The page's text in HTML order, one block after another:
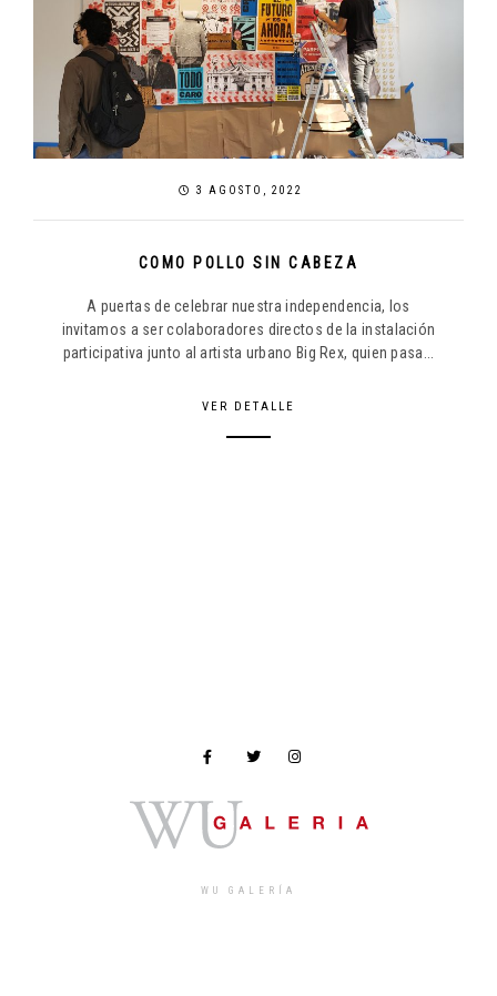
3 AGOSTO, 2022
COMO POLLO SIN CABEZA
A puertas de celebrar nuestra independencia, los
invitamos a ser colaboradores directos de la instalación
participativa junto al artista urbano Big Rex, quien pasa...
VER DETALLE
WU GALERÍA